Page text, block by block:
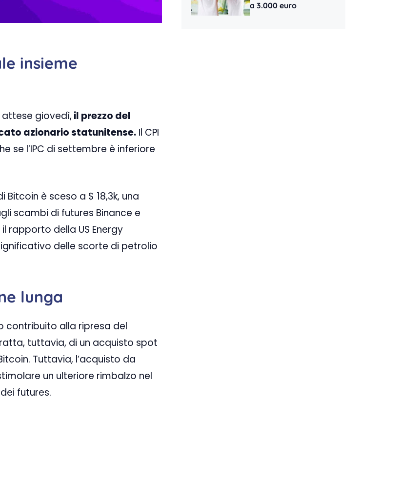
insieme
attese giovedì, il prezzo del
azionario statunitense. Il CPI
se l’IPC di settembre è inferiore
è sceso a $ 18,3k, una
scambi di futures Binance e
rapporto della US Energy
delle scorte di petrolio
lunga
contribuito alla ripresa del
tuttavia, di un acquisto spot
Tuttavia, l’acquisto da
un ulteriore rimbalzo nel
futures.
a 3.000 euro